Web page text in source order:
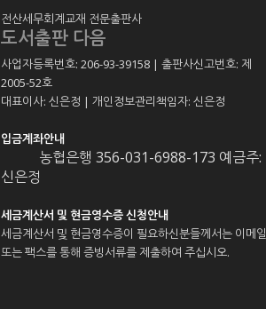
전산세무회계교재 전문출판사
도서출판 다음
사업자등록번호: 206-93-39158 | 출판사신고번호: 제
2005-52호
대표이사: 신은정 | 개인정보관리책임자: 신은정
입금계좌안내
농협은행 356-031-6988-173 예금주:
신은정
세금계산서 및 현금영수증 신청안내
세금계산서 및 현금영수증이 필요하신분들께서는 이메일
또는 팩스를 통해 증빙서류를 제출하여 주십시오.